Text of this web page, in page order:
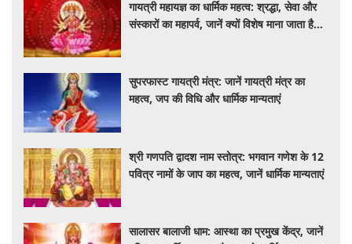
गायत्री महायज्ञ का धार्मिक महत्व: श्रद्धा, सेवा और
संस्कारों का महापर्व, जानें क्यों विशेष माना जाता है
सुपरफास्ट गायत्री मंत्र: जानें गायत्री मंत्र का
महत्व, जप की विधि और धार्मिक मान्यताएं
श्री गणपति द्वादश नाम स्तोत्र: भगवान गणेश के 12
पवित्र नामों के जाप का महत्व, जानें धार्मिक मान्यताएं
सालासर बालाजी धाम: आस्था का प्रमुख केंद्र, जानें